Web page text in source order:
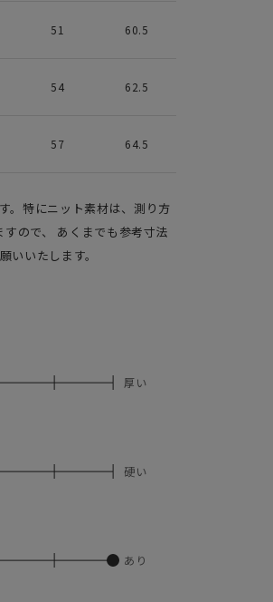
51 60.5
54 62.5
57 64.5
。特にニット素材は、測り方
ので、 あくまでも参考寸法
いいたします。
厚い
硬い
あり